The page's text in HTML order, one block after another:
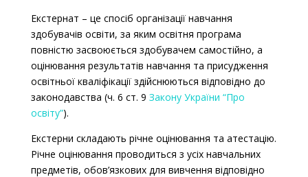
Екстернат – це спосіб організації навчання
здобувачів освіти, за яким освітня програма
повністю засвоюється здобувачем самостійно, а
оцінювання результатів навчання та присудження
освітньої кваліфікації здійснюються відповідно до
законодавства (ч. 6 ст. 9 Закону України “Про
освіту”).
Екстерни складають річне оцінювання та атестацію.
Річне оцінювання проводиться з усіх навчальних
предметів, обов’язкових для вивчення відповідно